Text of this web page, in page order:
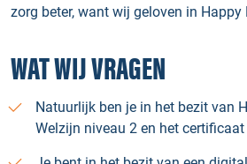
zorg beter, want wij geloven in Happy
WAT WIJ VRAGEN
Natuurlijk ben je in het bezit van
Welzijn niveau 2 en het certificaat